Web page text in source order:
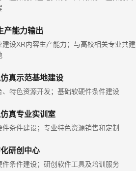
产能力输出
建设XR内容生产能力；与高校相关专业共建
真示范基地建设
、特色资源开发；基础软硬件条件建设
真专业实训室
件条件建设；专业特色资源销售和定制
研创中心
件条件建设；研创软件工具及培训服务